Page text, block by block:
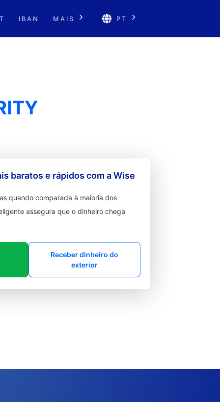
IBAN MAIS PT
baratos e rápidos com a Wise
quando comparada à maioria dos
assegura que o dinheiro chega
Receber dinheiro do
exterior